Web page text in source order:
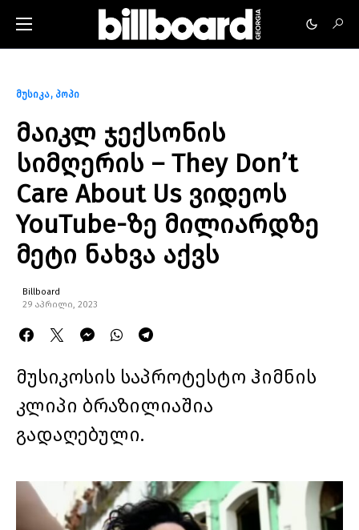
მუსიკა პოპი
მაიკლ ჯექსონის
სიმღერის – They Don’t
Care About Us ვიდეოს
YouTube-ზე მილიარდზე
მეტი ნახვა აქვს
Billboard
29 აპრილი, 2023
მუსიკოსის საპროტესტო ჰიმნის
კლიპი ბრაზილიაშია
გადაღებული.